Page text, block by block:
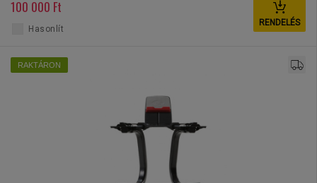
100 000 Ft
RENDELÉS
Hasonlít
RAKTÁRON